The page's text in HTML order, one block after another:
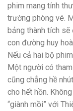
phim mang tính
trường phòng vé.
bảng thành tích
con đường huy
Nếu cả hai bộ
Một người có
cũng chẳng hề
cho hết hồn.
“giành mồi” với